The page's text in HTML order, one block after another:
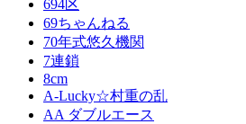
694区
69ちゃんねる
70年式悠久機関
7連鎖
8cm
A-Lucky☆村重の乱
AA ダブルエース